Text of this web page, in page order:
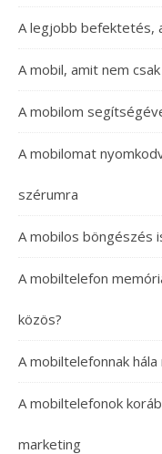
A legjobb befektetés,
A mobil, amit nem
A mobilom
A mobilomat
szérumra
A mobilos böngészés
A mobiltelefon
közös?
A mobiltelefonnak
A mobiltelefonok
marketing